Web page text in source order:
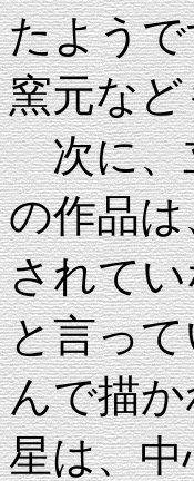
たよう
窯元な
次に、
の作品
されて
と言っ
んで描
星は、